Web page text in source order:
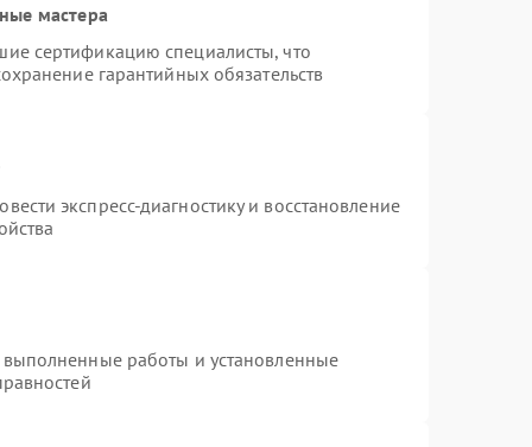
мастера
сертификацию специалисты, что
гарантийных обязательств
экспресс-диагностику и восстановление
выполненные работы и установленные